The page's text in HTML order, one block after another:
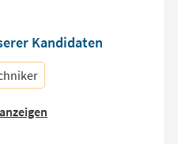
Kandidaten